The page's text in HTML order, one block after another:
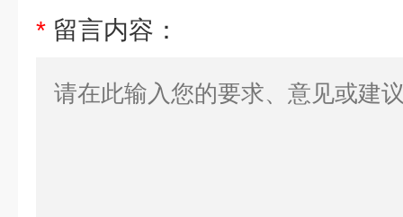
* 留言内容：